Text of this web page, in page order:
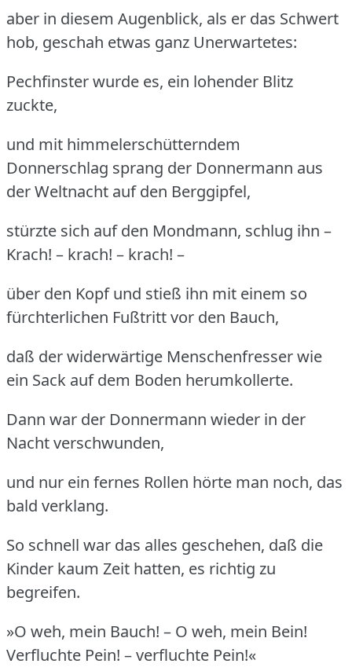
aber in diesem Augenblick, als er das Schwert
hob, geschah etwas ganz Unerwartetes:
Pechfinster wurde es, ein lohender Blitz
zuckte,
und mit himmelerschütterndem
Donnerschlag sprang der Donnermann aus
der Weltnacht auf den Berggipfel,
stürzte sich auf den Mondmann, schlug ihn –
Krach! – krach! – krach! –
über den Kopf und stieß ihn mit einem so
fürchterlichen Fußtritt vor den Bauch,
daß der widerwärtige Menschenfresser wie
ein Sack auf dem Boden herumkollerte.
Dann war der Donnermann wieder in der
Nacht verschwunden,
und nur ein fernes Rollen hörte man noch, das
bald verklang.
So schnell war das alles geschehen, daß die
Kinder kaum Zeit hatten, es richtig zu
begreifen.
»O weh, mein Bauch! – O weh, mein Bein!
Verfluchte Pein! – verfluchte Pein!«